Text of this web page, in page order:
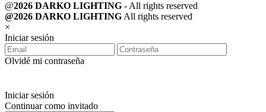
@2026 DARKO LIGHTING - All rights reserved
@2026 DARKO LIGHTING All rights reserved
×
Iniciar sesión
Olvidé mi contraseña
Iniciar sesión
Continuar como invitado